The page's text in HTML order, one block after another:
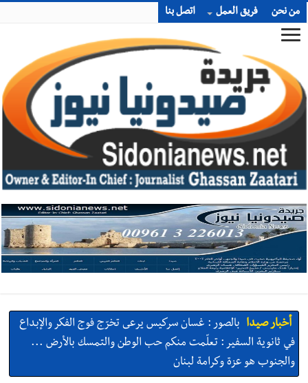
من نحن فريق العمل اتصل بنا
أخبار صيدا بالصور : غسان سركيس يرعى تخرّج فوج الفكر والإبداع
في ثانوية السفير : تعلّمت منكم حب الوطن والتمسك بالأرض ...
والجنوب هو عزة وكرامة لبنان